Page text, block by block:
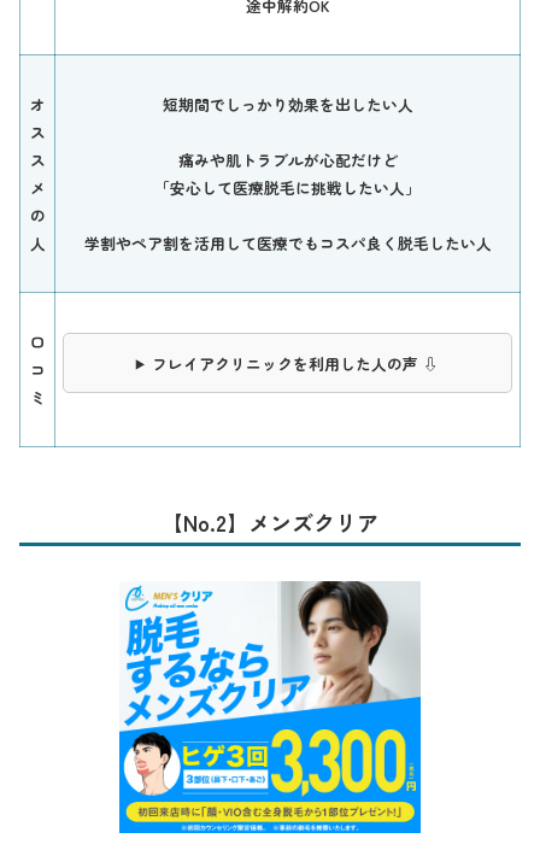
途中解約OK
オ
ス
ス
メ
の
人
短期間でしっかり効果を出したい人
痛みや肌トラブルが心配だけど
「安心して医療脱毛に挑戦したい人」
学割やペア割を活用して医療でもコスパ良く脱毛したい人
口
コ
ミ
フレイアクリニックを利用した人の声 ⇩
【No.2】メンズクリア